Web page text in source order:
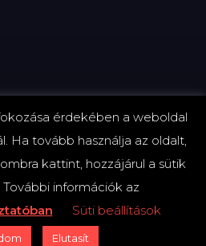
Group Kft.
(PDF)Süti-beállítások
érdekében a weboldal
Ha tovább használja az oldalt,
kattint, hozzájárul a sütik
További információk az
Süti beállítások
Elutasít